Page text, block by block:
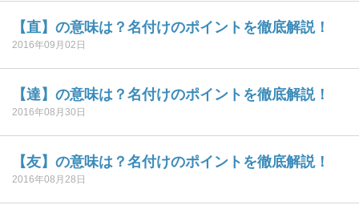
【直】の意味は？名付けのポイントを徹底解説！
2016年09月02日
【達】の意味は？名付けのポイントを徹底解説！
2016年08月30日
【友】の意味は？名付けのポイントを徹底解説！
2016年08月28日